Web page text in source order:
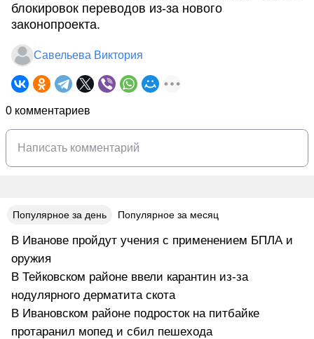
блокировок переводов из-за нового
законопроекта.
Савельева Виктория
0 комментариев
Популярное за день Популярное за месяц
В Иванове пройдут учения с применением БПЛА и
оружия
В Тейковском районе ввели карантин из-за
нодулярного дерматита скота
В Ивановском районе подросток на питбайке
протаранил мопед и сбил пешехода